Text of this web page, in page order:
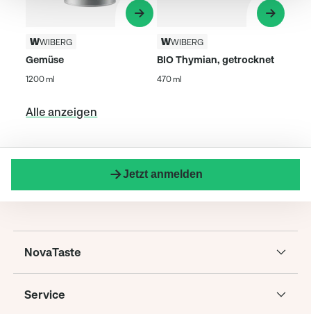
WIBERG
Gemüse
1200 ml
WIBERG
BIO Thymian, getrocknet
470 ml
Alle anzeigen
Jetzt anmelden
NovaTaste
Service